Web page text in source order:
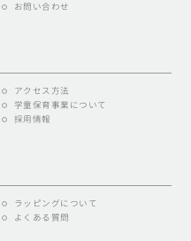
お問い合わせ
アクセス方法
学童保育事業について
採用情報
ラッピングについて
よくある質問